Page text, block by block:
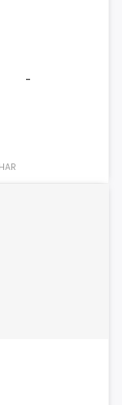
-